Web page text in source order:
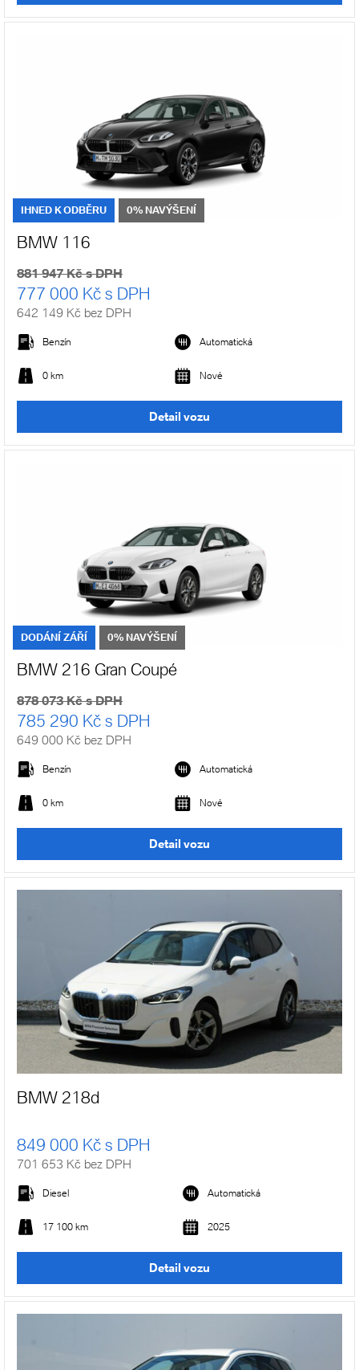
IHNED K ODBĚRU 0% NAVÝŠENÍ
BMW 116
881 947 Kč s DPH
777 000 Kč s DPH
642 149 Kč bez DPH
Benzín Automatická
0 km Nové
Detail vozu
DODÁNÍ ZÁŘÍ 0% NAVÝŠENÍ
BMW 216 Gran Coupé
878 073 Kč s DPH
785 290 Kč s DPH
649 000 Kč bez DPH
Benzín Automatická
0 km Nové
Detail vozu
BMW 218d
849 000 Kč s DPH
701 653 Kč bez DPH
Diesel Automatická
17 100 km 2025
Detail vozu